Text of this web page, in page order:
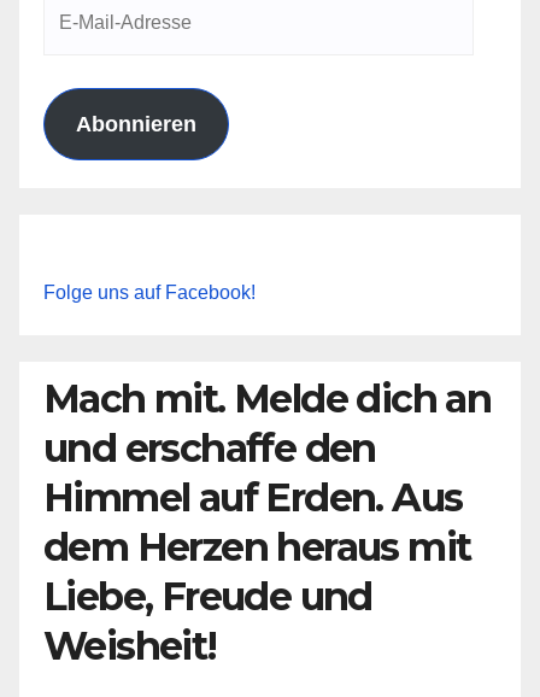
Abonnieren
Folge uns auf Facebook!
Mach mit. Melde dich an
und erschaffe den
Himmel auf Erden. Aus
dem Herzen heraus mit
Liebe, Freude und
Weisheit!